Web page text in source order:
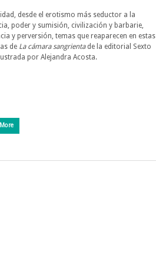
desde el erotismo más seductor a la
poder y sumisión, civilización y barbarie,
y perversión, temas que reaparecen en estas
de La cámara sangrienta de la editorial Sexto
por Alejandra Acosta.